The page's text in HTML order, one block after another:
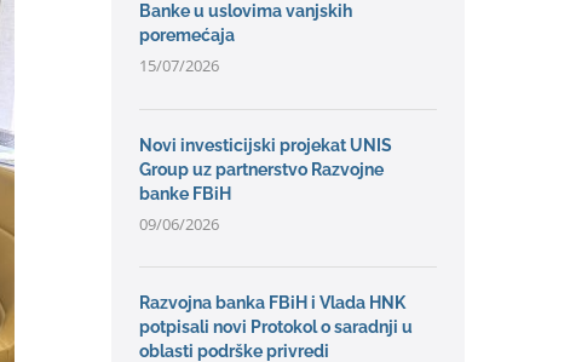
Banke u uslovima vanjskih
poremećaja
15/07/2026
Novi investicijski projekat UNIS
Group uz partnerstvo Razvojne
banke FBiH
09/06/2026
Razvojna banka FBiH i Vlada HNK
potpisali novi Protokol o saradnji u
oblasti podrške privredi